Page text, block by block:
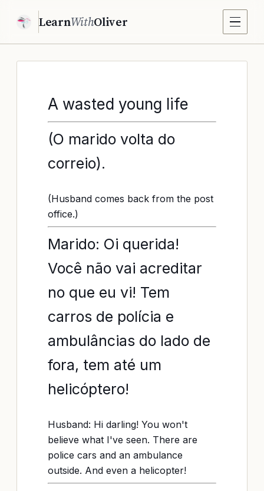
LearnWithOliver
A wasted young life
(O marido volta do
correio).
(Husband comes back from the post
office.)
Marido: Oi querida!
Você não vai acreditar
no que eu vi! Tem
carros de polícia e
ambulâncias do lado de
fora, tem até um
helicóptero!
Husband: Hi darling! You won't
believe what I've seen. There are
police cars and an ambulance
outside. And even a helicopter!